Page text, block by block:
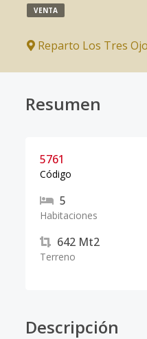
VENTA
Reparto Los Tres Ojo
Resumen
5761
Código
5
Habitaciones
642 Mt2
Terreno
Descripción